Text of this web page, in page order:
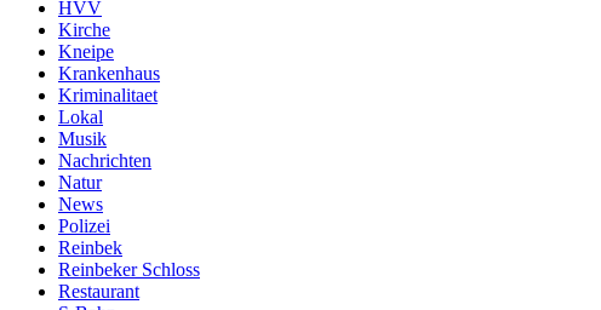
HVV
Kirche
Kneipe
Krankenhaus
Kriminalitaet
Lokal
Musik
Nachrichten
Natur
News
Polizei
Reinbek
Reinbeker Schloss
Restaurant